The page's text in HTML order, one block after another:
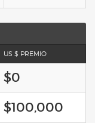
US $ PREMIO
$0
$100,000